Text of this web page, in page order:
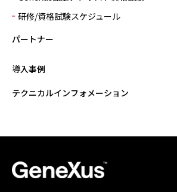
研修/資格試験スケジュール
パートナー
導入事例
テクニカルインフォメーション